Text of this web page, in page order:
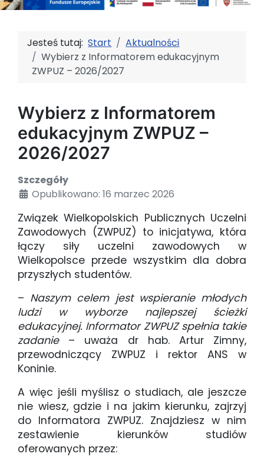
Jesteś tutaj:Start
Aktualności
Wybierz z Informatorem edukacyjnym
ZWPUZ – 2026/2027
Wybierz z Informatorem
edukacyjnym ZWPUZ –
2026/2027
Szczegóły
Opublikowano: 16 marzec 2026
Związek Wielkopolskich Publicznych Uczelni
Zawodowych (ZWPUZ) to inicjatywa, która
łączy siły uczelni zawodowych w
Wielkopolsce przede wszystkim dla dobra
przyszłych studentów.
– Naszym celem jest wspieranie młodych
ludzi w wyborze najlepszej ścieżki
edukacyjnej. Informator ZWPUZ spełnia takie
zadanie– uważa dr hab. Artur Zimny,
przewodniczący ZWPUZ i rektor ANS w
Koninie.
A więc jeśli myślisz o studiach, ale jeszcze
nie wiesz, gdzie i na jakim kierunku, zajrzyj
do Informatora ZWPUZ. Znajdziesz w nim
zestawienie kierunków studiów
oferowanych przez: